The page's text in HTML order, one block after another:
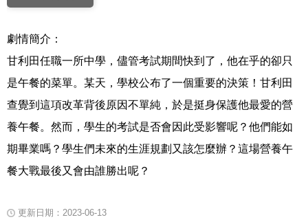
連結至Youtube網站觀看此影片(開新視窗)
劇情簡介：
甘利田任職一所中學，儘管考試期間快到了，他在乎的卻只
是午餐的菜單。某天，學校公布了一個重要的決策！甘利田
查覺到這項改革背後原因不單純，於是挺身保護他最愛的營
養午餐。然而，學生的考試是否會因此受影響呢？他們能如
期畢業嗎？學生們未來的生涯規劃又該怎麼辦？這場營養午
餐大戰最後又會由誰勝出呢？
更新日期：2023-06-13